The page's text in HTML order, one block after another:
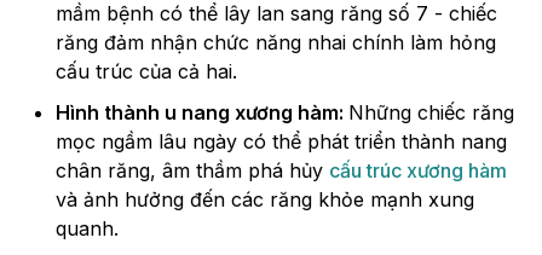
mầm bệnh có thể lây lan sang răng số 7 - chiếc
răng đảm nhận chức năng nhai chính làm hỏng
cấu trúc của cả hai.
Hình thành u nang xương hàm: Những chiếc răng
mọc ngầm lâu ngày có thể phát triển thành nang
chân răng, âm thầm phá hủy cấu trúc xương hàm
và ảnh hưởng đến các răng khỏe mạnh xung
quanh.